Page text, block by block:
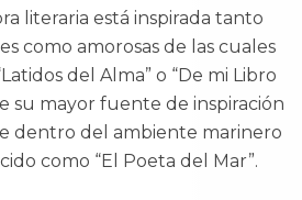
literaria está inspirada tanto
como amorosas de las cuales
del Alma” o “De mi Libro
su mayor fuente de inspiración
dentro del ambiente marinero
como “El Poeta del Mar”.